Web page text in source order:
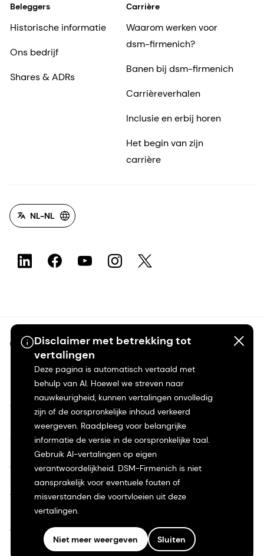
Disclaimer met betrekking tot
vertalingen
Deze pagina is automatisch vertaald met
behulp van AI. Hoewel we streven naar
nauwkeurigheid, kunnen vertalingen onvolledig
zijn of de oorspronkelijke inhoud verkeerd
weergeven. Raadpleeg voor belangrijke
informatie de versie in de oorspronkelijke taal.
Gebruik AI-vertalingen op eigen
verantwoordelijkheid. DSM-Firmenich is niet
aansprakelijk voor eventuele fouten of
misverstanden die voortvloeien uit deze
vertalingen.
Niet meer weergeven Sluiten
Beleggers
Historische informatie
Ons bedrijf
Shares & ADRs
Carrière
Waarom werken voor
dsm-firmenich?
Banen bij dsm-firmenich
Carrièreverhalen
Inclusie en erbij horen
Het begin van zijn
carrière
NL-NL
©2026 dsm-firmenich. Alle rechten voorbehouden.
Privacyverklaring
Gebruiksvoorwaarden
Algemene voorwaarden
Californië Transparantie
Toegankelijkheidsverklaring
Juridische informatie